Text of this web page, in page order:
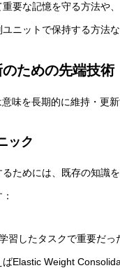
要な記憶を守る方法や
ニットで保持する方法
ための先端技術
味を長期的に維持・更
ック
ためには、既存の知識
習したタスクで重要だ
Elastic Weight